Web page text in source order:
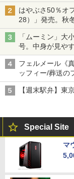
はやぶさ50％オ
28）」発売。秋
「ムーミン」大
号。中身が見や
フェルメール《
ッフィー/葬送の
【週末駅弁】東
Special Site
マ